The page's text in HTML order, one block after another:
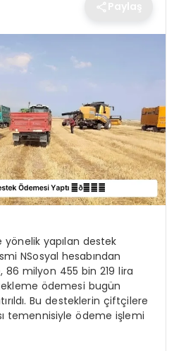
yönelik yapılan destek
NSosyal hesabından
86 milyon 455 bin 219 lira
ödemesi bugün
Bu desteklerin çiftçilere
temennisiyle ödeme işlemi